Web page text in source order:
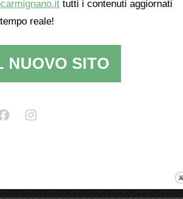
tutti i contenuti aggiornati
reale!
NUOVO SITO